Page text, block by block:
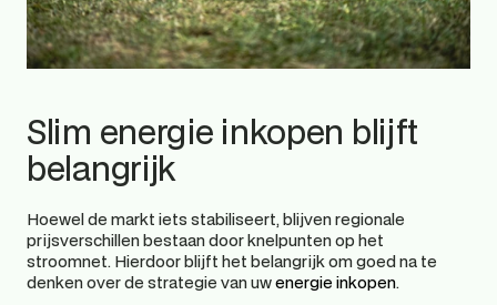
Slim energie inkopen blijft
belangrijk
Hoewel de markt iets stabiliseert, blijven regionale
prijsverschillen bestaan door knelpunten op het
stroomnet. Hierdoor blijft het belangrijk om goed na te
denken over de strategie van uw energie inkopen.